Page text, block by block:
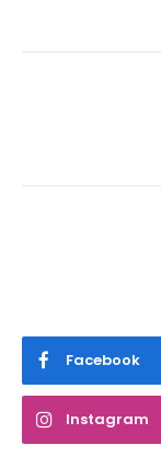
Facebook
Instagram